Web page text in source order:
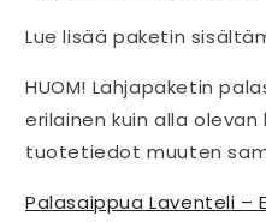
Lue lisää paketin
HUOM! Lahjapaketin
erilainen kuin alla olevan
tuotetiedot muuten
Palasaippua Laventeli –